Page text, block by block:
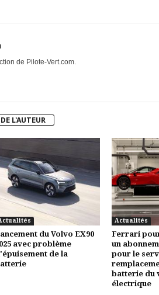
de Pilote-Vert.com.
L'AUTEUR
du Volvo EX90
avec problème
de la
Actualités
Ferrari
un
pour le
batterie du
électrique